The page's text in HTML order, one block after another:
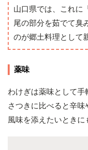
山口県では、これに
尾の部分を茹でて臭
のが郷土料理として
薬味
わけぎは薬味として
さつきに比べると辛
風味を添えたいときに